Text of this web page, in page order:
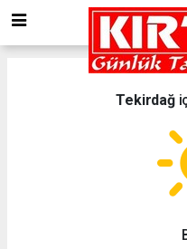
Tekirdağ